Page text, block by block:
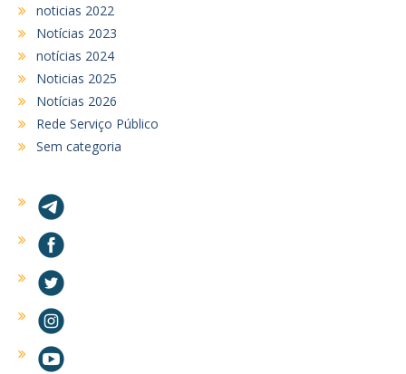
noticias 2022
Notícias 2023
notícias 2024
Noticias 2025
Notícias 2026
Rede Serviço Público
Sem categoria